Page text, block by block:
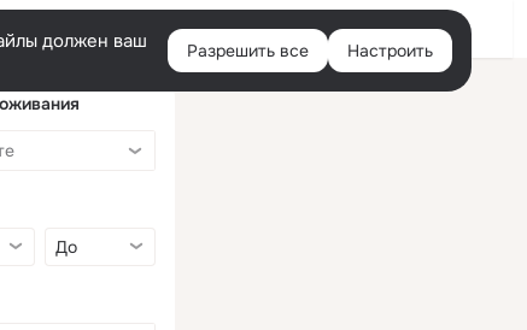
Войти
должен ваш
Разрешить все Настроить